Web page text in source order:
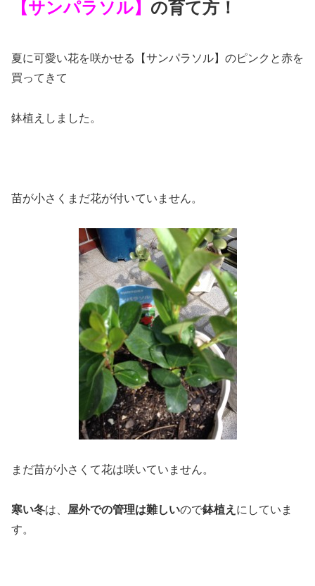
【サンパラソル】 の育て方！
夏に可愛い花を咲かせる【サンパラソル】のピンクと赤を
買ってきて
鉢植えしました。
苗が小さくまだ花が付いていません。
まだ苗が小さくて花は咲いていません。
寒い冬は、 屋外での管理は難しいので鉢植え にしていま
す。